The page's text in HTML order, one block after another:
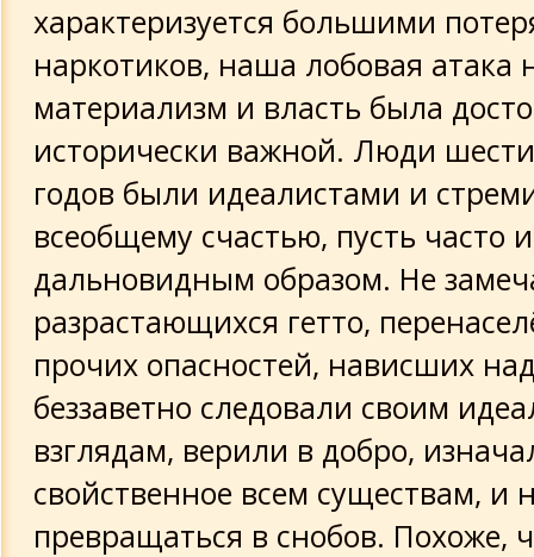
характеризуется большими
наркотиков, наша лобовая атака
материализм и власть была
исторически важной. Люди
годов были идеалистами и
всеобщему счастью, пусть часто
дальновидным образом. Не
разрастающихся гетто,
прочих опасностей, нависших
беззаветно следовали своим
взглядам, верили в добро,
свойственное всем существам, и
превращаться в снобов. Похоже,